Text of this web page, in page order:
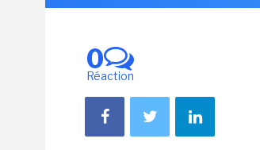
0
Réaction